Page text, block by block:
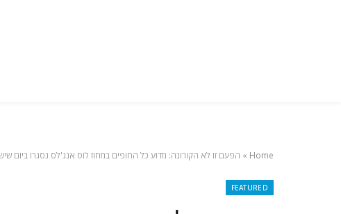
Home
» הפעם זו לא הקורונה: מדוע כל החופים במחוז לוס אנג'לס נסגרו ביום
FEATURED